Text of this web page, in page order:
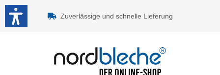
Zum Hauptinhalt springen
Zuverlässige und schnelle Lieferung